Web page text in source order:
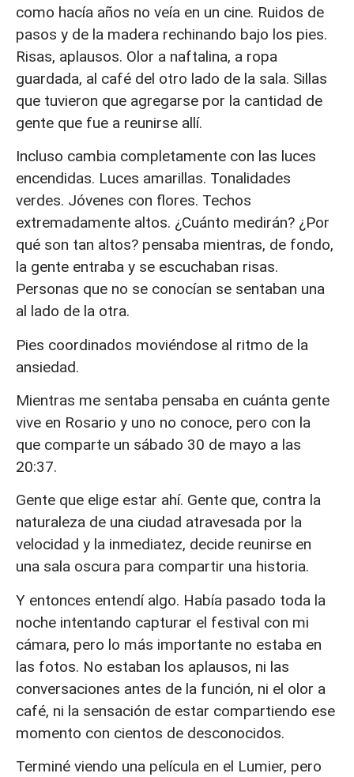
como hacía años no veía en un cine. Ruidos de
pasos y de la madera rechinando bajo los pies.
Risas, aplausos. Olor a naftalina, a ropa
guardada, al café del otro lado de la sala. Sillas
que tuvieron que agregarse por la cantidad de
gente que fue a reunirse allí.
Incluso cambia completamente con las luces
encendidas. Luces amarillas. Tonalidades
verdes. Jóvenes con flores. Techos
extremadamente altos. ¿Cuánto medirán? ¿Por
qué son tan altos? pensaba mientras, de fondo,
la gente entraba y se escuchaban risas.
Personas que no se conocían se sentaban una
al lado de la otra.
Pies coordinados moviéndose al ritmo de la
ansiedad.
Mientras me sentaba pensaba en cuánta gente
vive en Rosario y uno no conoce, pero con la
que comparte un sábado 30 de mayo a las
20:37.
Gente que elige estar ahí. Gente que, contra la
naturaleza de una ciudad atravesada por la
velocidad y la inmediatez, decide reunirse en
una sala oscura para compartir una historia.
Y entonces entendí algo. Había pasado toda la
noche intentando capturar el festival con mi
cámara, pero lo más importante no estaba en
las fotos. No estaban los aplausos, ni las
conversaciones antes de la función, ni el olor a
café, ni la sensación de estar compartiendo ese
momento con cientos de desconocidos.
Terminé viendo una película en el Lumier, pero